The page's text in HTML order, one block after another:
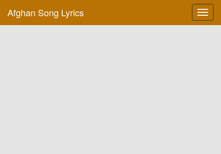
Afghan Song Lyrics